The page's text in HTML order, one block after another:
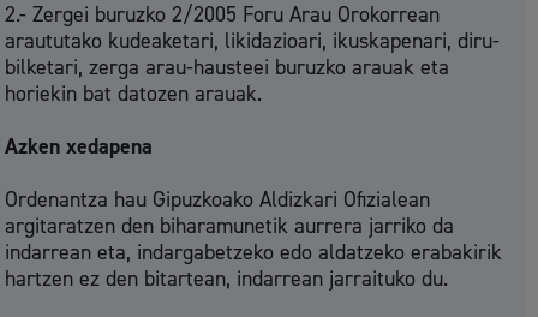
2.- Zergei buruzko 2/2005 Foru Arau Orokorrean
araututako kudeaketari, likidazioari, ikuskapenari, diru-
bilketari, zerga arau-hausteei buruzko arauak eta
horiekin bat datozen arauak.
Azken xedapena
Ordenantza hau Gipuzkoako Aldizkari Ofizialean
argitaratzen den biharamunetik aurrera jarriko da
indarrean eta, indargabetzeko edo aldatzeko erabakirik
hartzen ez den bitartean, indarrean jarraituko du.